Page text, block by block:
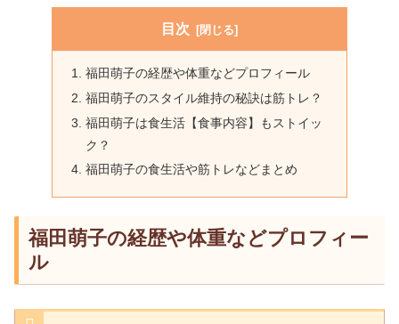
目次
福田萌子の経歴や体重などプロフィール
福田萌子のスタイル維持の秘訣は筋トレ？
福田萌子は食生活【食事内容】もストイッ
ク？
福田萌子の食生活や筋トレなどまとめ
福田萌子の経歴や体重などプロフィー
ル